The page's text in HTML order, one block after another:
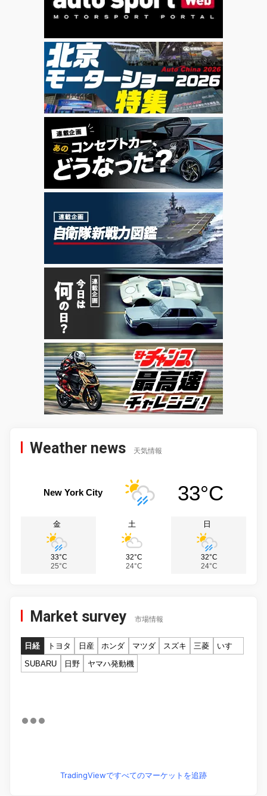
Weather news 天気情報
New York City 33°C
金
33°C
25°C
土
32°C
24°C
日
32°C
24°C
Market survey 市場情報
日経 トヨタ 日産 ホンダ マツダ スズキ 三菱
いすゞ
SUBARU
日野 ヤマハ発動機
TradingViewですべてのマーケットを追跡